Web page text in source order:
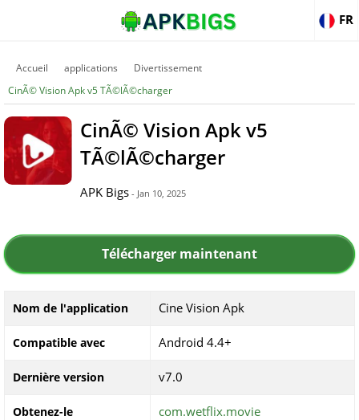
FR
Accueil applications
Divertissement
CinÃ© Vision Apk v5 TÃ©lÃ©charger
CinÃ© Vision Apk v5
TÃ©lÃ©charger
APK Bigs - Jan 10, 2025
Télécharger maintenant
Nom de l'application Cine Vision Apk
Compatible avec Android 4.4+
Dernière version v7.0
Obtenez-le com.wetflix.movie